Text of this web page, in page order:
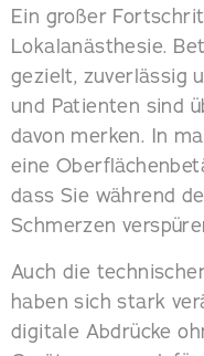
Ein großer
Lokalanästhesie.
gezielt, zuverlässig
und Patienten sind
davon merken. In
eine
dass Sie während
Schmerzen
Auch die
haben sich stark
digitale Abdrücke